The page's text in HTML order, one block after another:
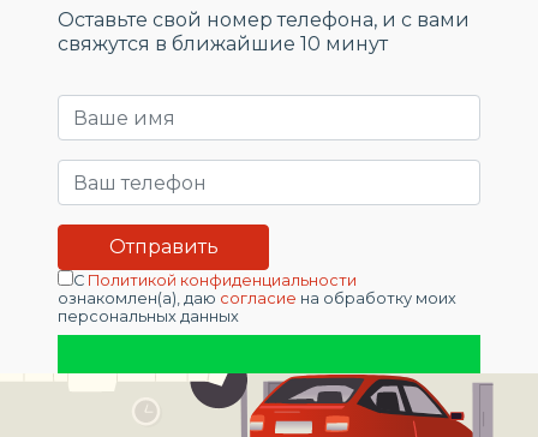
Оставьте свой номер телефона, и c вами
свяжутся в ближайшие 10 минут
С Политикой конфиденциальности
ознакомлен(а), даю согласие на обработку моих
персональных данных